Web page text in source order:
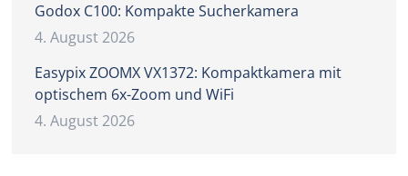
Godox C100: Kompakte Sucherkamera
4. August 2026
Easypix ZOOMX VX1372: Kompaktkamera mit
optischem 6x-Zoom und WiFi
4. August 2026